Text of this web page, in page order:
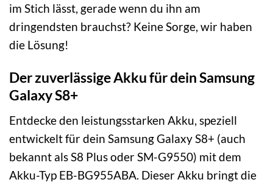
im Stich lässt, gerade wenn du ihn am
dringendsten brauchst? Keine Sorge, wir haben
die Lösung!
Der zuverlässige Akku für dein Samsung
Galaxy S8+
Entdecke den leistungsstarken Akku, speziell
entwickelt für dein Samsung Galaxy S8+ (auch
bekannt als S8 Plus oder SM-G9550) mit dem
Akku-Typ EB-BG955ABA. Dieser Akku bringt die